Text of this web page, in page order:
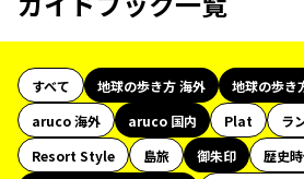
すべて 地球の歩き方 海外
地球の歩き
aruco 海外
aruco 国内 Plat
ラ
Resort Style
島旅 御朱印 歴史